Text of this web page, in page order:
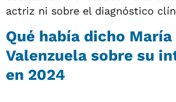
actriz ni sobre el diagnóstico
Qué había dicho María
Valenzuela sobre su
en 2024